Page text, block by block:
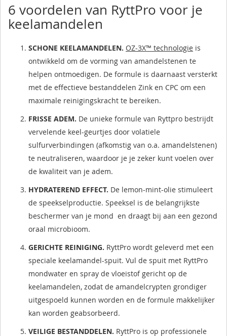
6 voordelen van RyttPro voor je
keelamandelen
SCHONE KEELAMANDELEN. OZ-3X™ technologie is
ontwikkeld om de vorming van amandelstenen te
helpen ontmoedigen. De formule is daarnaast versterkt
met de effectieve bestanddelen Zink en CPC om een
maximale reinigingskracht te bereiken.
FRISSE ADEM. De unieke formule van Ryttpro bestrijdt
vervelende keel-geurtjes door volatiele
sulfurverbindingen (afkomstig van o.a. amandelstenen)
te neutraliseren, waardoor je je zeker kunt voelen over
de kwaliteit van je adem.
HYDRATEREND EFFECT. De lemon-mint-olie stimuleert
de speekselproductie. Speeksel is de belangrijkste
beschermer van je mond en draagt bij aan een gezond
oraal microbioom.
GERICHTE REINIGING. RyttPro wordt geleverd met een
speciale keelamandel-spuit. Vul de spuit met RyttPro
mondwater en spray de vloeistof gericht op de
keelamandelen, zodat de amandelcrypten grondiger
uitgespoeld kunnen worden en de formule makkelijker
kan worden geabsorbeerd.
VEILIGE BESTANDDELEN. RyttPro is op professionele